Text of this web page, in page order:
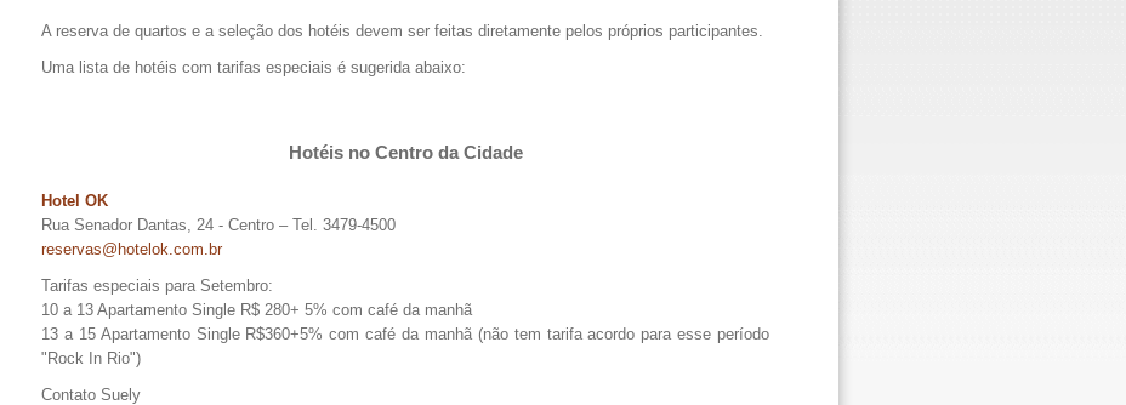
A reserva de quartos e a seleção dos hotéis devem ser feitas diretamente pelos próprios participantes.
Uma lista de hotéis com tarifas especiais é sugerida abaixo:
Hotéis no Centro da Cidade
Hotel OK
Rua Senador Dantas, 24 - Centro – Tel. 3479-4500
reservas@hotelok.com.br
Tarifas especiais para Setembro:
10 a 13 Apartamento Single R$ 280+ 5% com café da manhã
13 a 15 Apartamento Single R$360+5% com café da manhã (não tem tarifa acordo para esse período
"Rock In Rio")
Contato Suely